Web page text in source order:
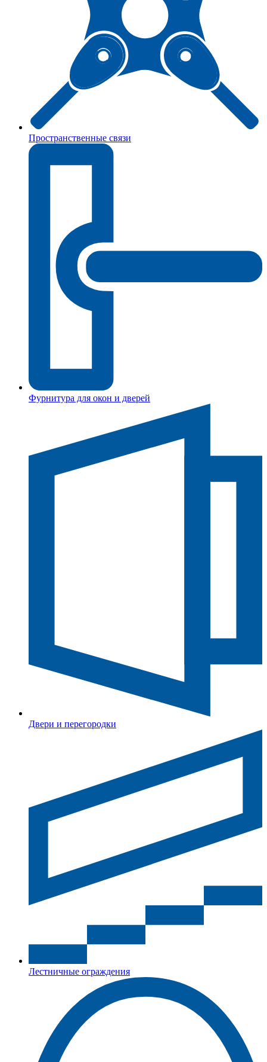
Пространственные связи
Фурнитура для окон и дверей
Двери и перегородки
Лестничные ограждения